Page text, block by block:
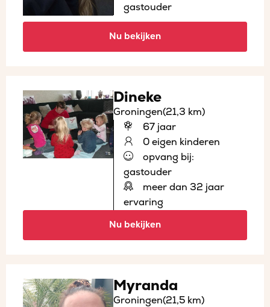
gastouder
Nu bekijken
Dineke
Groningen(21,3 km)
67 jaar
0 eigen kinderen
opvang bij:
gastouder
meer dan 32 jaar
ervaring
Nu bekijken
Myranda
Groningen(21,5 km)